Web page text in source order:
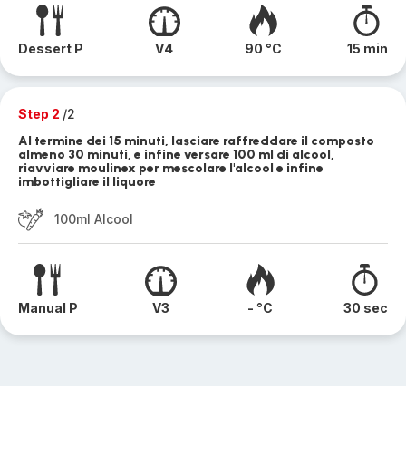
Dessert P V4 90 °C 15 min
Step 2 /2
Al termine dei 15 minuti, lasciare raffreddare il composto
almeno 30 minuti, e infine versare 100 ml di alcool,
riavviare moulinex per mescolare l'alcool e infine
imbottigliare il liquore
100ml Alcool
Manual P V3 - °C 30 sec